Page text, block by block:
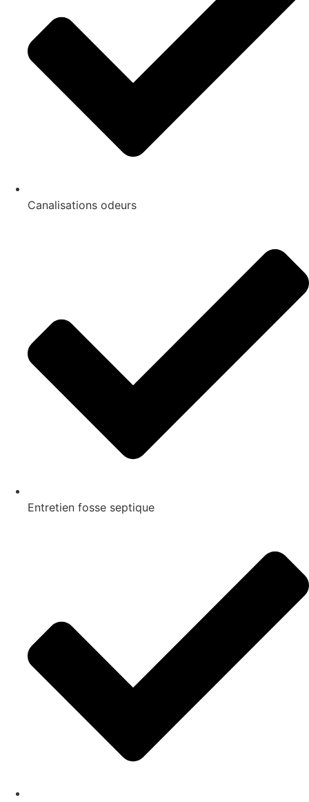
Canalisations odeurs
Entretien fosse septique